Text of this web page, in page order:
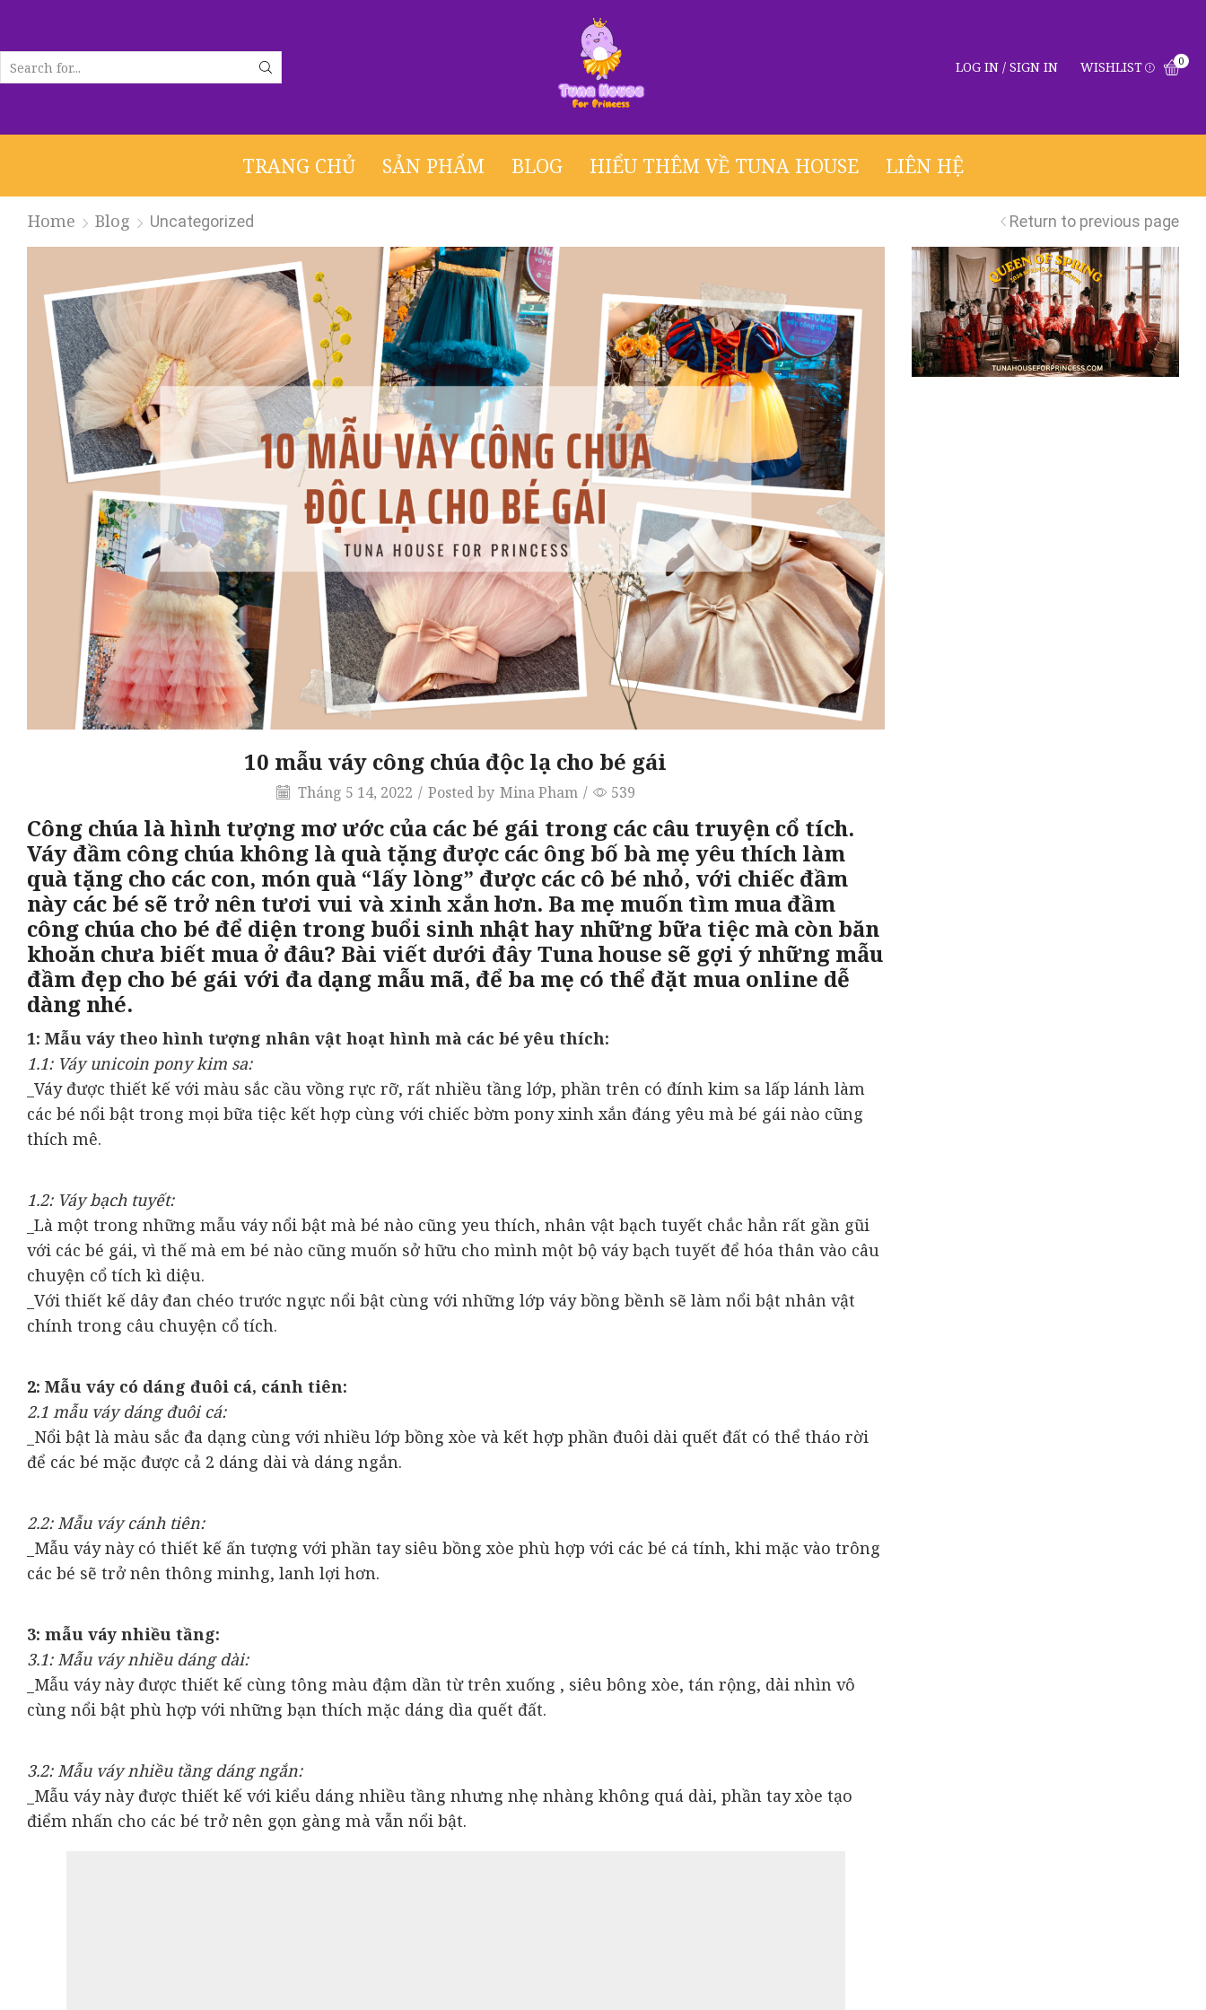
LOG IN / SIGN IN WISHLIST 0
TRANG CHỦ SẢN PHẨM BLOG HIỂU THÊM VỀ TUNA HOUSE LIÊN HỆ
Return to previous page
Home Blog Uncategorized
10 mẫu váy công chúa độc lạ cho bé gái
Tháng 5 14, 2022 / Posted by Mina Pham / 539
Công chúa là hình tượng mơ ước của các bé gái trong các câu truyện cổ tích.
Váy đầm công chúa không là quà tặng được các ông bố bà mẹ yêu thích làm
quà tặng cho các con, món quà “lấy lòng” được các cô bé nhỏ, với chiếc đầm
này các bé sẽ trở nên tươi vui và xinh xắn hơn. Ba mẹ muốn tìm mua đầm
công chúa cho bé để diện trong buổi sinh nhật hay những bữa tiệc mà còn băn
khoăn chưa biết mua ở đâu? Bài viết dưới đây Tuna house sẽ gợi ý những mẫu
đầm đẹp cho bé gái với đa dạng mẫu mã, để ba mẹ có thể đặt mua online dễ
dàng nhé.
1: Mẫu váy theo hình tượng nhân vật hoạt hình mà các bé yêu thích:
1.1: Váy unicoin pony kim sa:
_Váy được thiết kế với màu sắc cầu vồng rực rỡ, rất nhiều tầng lớp, phần trên có đính kim sa lấp lánh làm
các bé nổi bật trong mọi bữa tiệc kết hợp cùng với chiếc bờm pony xinh xắn đáng yêu mà bé gái nào cũng
thích mê.
1.2: Váy bạch tuyết:
_Là một trong những mẫu váy nổi bật mà bé nào cũng yeu thích, nhân vật bạch tuyết chắc hẳn rất gần gũi
với các bé gái, vì thế mà em bé nào cũng muốn sở hữu cho mình một bộ váy bạch tuyết để hóa thân vào câu
chuyện cổ tích kì diệu.
_Với thiết kế dây đan chéo trước ngực nổi bật cùng với những lớp váy bồng bềnh sẽ làm nổi bật nhân vật
chính trong câu chuyện cổ tích.
2: Mẫu váy có dáng đuôi cá, cánh tiên:
2.1 mẫu váy dáng đuôi cá:
_Nổi bật là màu sắc đa dạng cùng với nhiều lớp bồng xòe và kết hợp phần đuôi dài quết đất có thể tháo rời
để các bé mặc được cả 2 dáng dài và dáng ngắn.
2.2: Mẫu váy cánh tiên:
_Mẫu váy này có thiết kế ấn tượng với phần tay siêu bồng xòe phù hợp với các bé cá tính, khi mặc vào trông
các bé sẽ trở nên thông minhg, lanh lợi hơn.
3: mẫu váy nhiều tầng:
3.1: Mẫu váy nhiều dáng dài:
_Mẫu váy này được thiết kế cùng tông màu đậm dần từ trên xuống , siêu bông xòe, tán rộng, dài nhìn vô
cùng nổi bật phù hợp với những bạn thích mặc dáng dìa quết đất.
3.2: Mẫu váy nhiều tầng dáng ngắn:
_Mẫu váy này được thiết kế với kiểu dáng nhiều tầng nhưng nhẹ nhàng không quá dài, phần tay xòe tạo
điểm nhấn cho các bé trở nên gọn gàng mà vẫn nổi bật.